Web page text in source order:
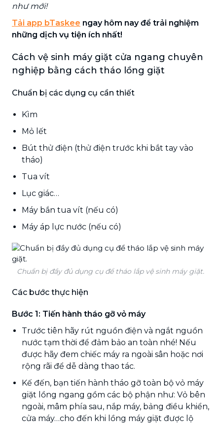
như mới!
Tải app bTaskee ngay hôm nay để trải nghiệm
những dịch vụ tiện ích nhất!
Cách vệ sinh máy giặt cửa ngang chuyên
nghiệp bằng cách tháo lồng giặt
Chuẩn bị các dụng cụ cần thiết
Kìm
Mỏ lết
Bút thử điện (thử điện trước khi bắt tay vào
tháo)
Tua vít
Lục giác…
Máy bắn tua vít (nếu có)
Máy áp lực nước (nếu có)
Chuẩn bị đầy đủ dụng cụ để tháo lắp vệ sinh máy giặt.
Các bước thực hiện
Bước 1: Tiến hành tháo gỡ vỏ máy
Trước tiên hãy rút nguồn điện và ngắt nguồn
nước tạm thời để đảm bảo an toàn nhé! Nếu
được hãy đem chiếc máy ra ngoài sân hoặc nơi
rộng rãi để dễ dàng thao tác.
Kế đến, bạn tiến hành tháo gỡ toàn bộ vỏ máy
giặt lồng ngang gồm các bộ phận như: Vỏ bên
ngoài, mâm phía sau, nắp máy, bảng điều khiển,
cửa máy…cho đến khi lồng máy giặt được lộ